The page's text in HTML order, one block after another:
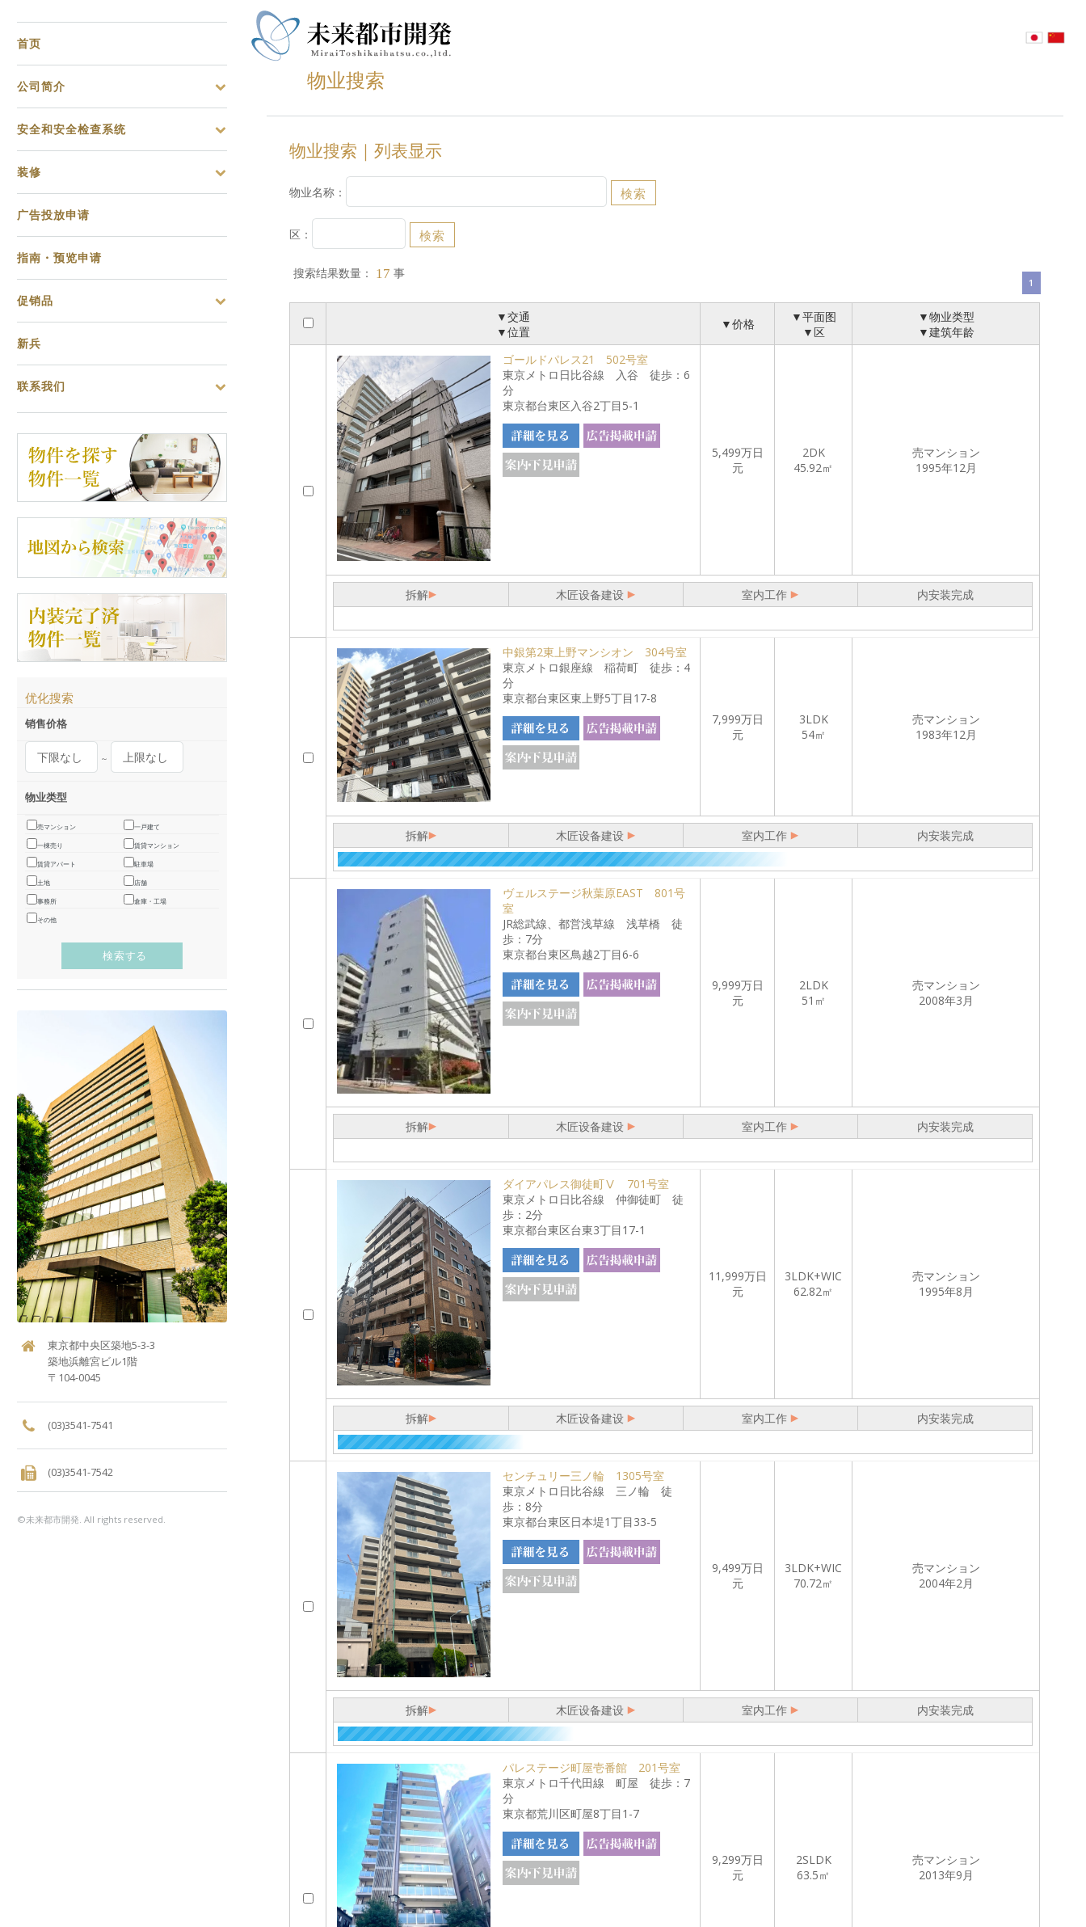
物业搜索
物业搜索｜列表显示
物业名称：
区：
搜索结果数量： 17 事
1
▼交通
▼位置
▼价格
▼平面图
▼区
▼物业类型
▼建筑年龄
ゴールドパレス21 502号室
東京メトロ日比谷線 入谷 徒歩：6
分
東京都台東区入谷2丁目5-1
5,499万日
元
2DK
45.92㎡
売マンション
1995年12月
拆解 木匠设备建设 室内工作 内安装完成
中銀第2東上野マンシオン 304号室
東京メトロ銀座線 稲荷町 徒歩：4
分
東京都台東区東上野5丁目17-8
7,999万日
元
3LDK
54㎡
売マンション
1983年12月
拆解 木匠设备建设 室内工作 内安装完成
ヴェルステージ秋葉原EAST 801号
室
JR総武線、都営浅草線 浅草橋 徒
歩：7分
東京都台東区鳥越2丁目6-6
9,999万日
元
2LDK
51㎡
売マンション
2008年3月
拆解 木匠设备建设 室内工作 内安装完成
ダイアパレス御徒町Ⅴ 701号室
東京メトロ日比谷線 仲御徒町 徒
歩：2分
東京都台東区台東3丁目17-1
11,999万日
元
3LDK+WIC
62.82㎡
売マンション
1995年8月
拆解 木匠设备建设 室内工作 内安装完成
センチュリー三ノ輪 1305号室
東京メトロ日比谷線 三ノ輪 徒
歩：8分
東京都台東区日本堤1丁目33-5
9,499万日
元
3LDK+WIC
70.72㎡
売マンション
2004年2月
拆解 木匠设备建设 室内工作 内安装完成
パレステージ町屋壱番館 201号室
東京メトロ千代田線 町屋 徒歩：7
分
東京都荒川区町屋8丁目1-7
9,299万日
元
2SLDK
63.5㎡
売マンション
2013年9月
首页
公司简介
安全和安全检查系统
装修
广告投放申请
指南・预览申请
促销品
新兵
联系我们
优化搜索
销售价格
～
物业类型
売マンション 一戸建て
一棟売り 賃貸マンション
賃貸アパート 駐車場
土地 店舗
事務所 倉庫・工場
その他
東京都中央区築地5-3-3
築地浜離宮ビル1階
〒104-0045
(03)3541-7541
(03)3541-7542
©未来都市開発. All rights reserved.